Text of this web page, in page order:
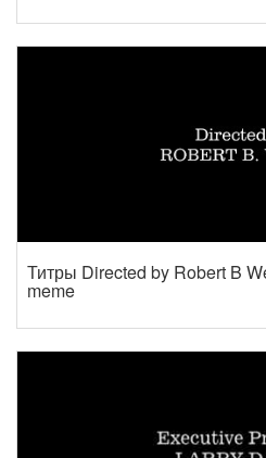
Титры Directed by Robert B
meme